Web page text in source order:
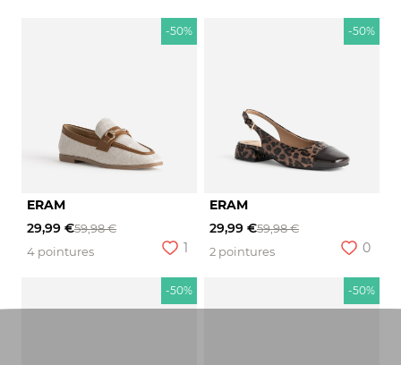
-50%
ERAM
29,99 €59,98 €
4 pointures
1
-50%
ERAM
29,99 €59,98 €
2 pointures
0
-50% -50%